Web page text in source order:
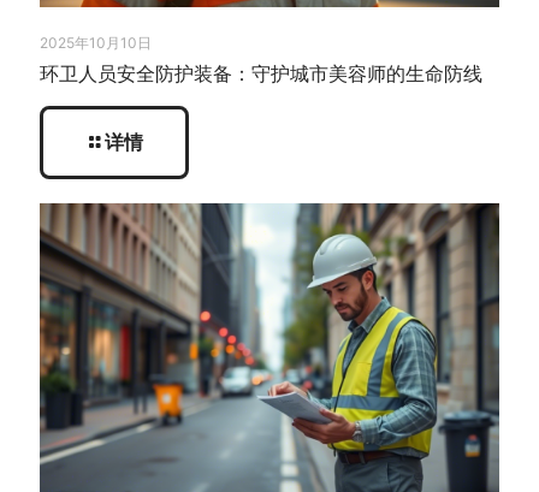
2025年10月10日
环卫人员安全防护装备：守护城市美容师的生命防线
详情